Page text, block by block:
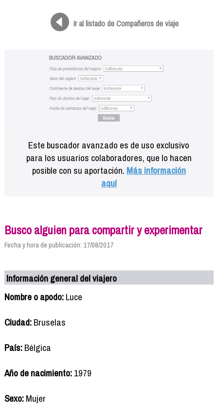
Ir al listado de Compañeros de viaje
Este buscador avanzado es de uso exclusivo
para los usuarios colaboradores, que lo hacen
posible con su aportación. Más información
aquí
Busco alguien para compartir y experimentar
Fecha y hora de publicación: 17/08/2017
Información general del viajero
Nombre o apodo:Luce
Ciudad:Bruselas
País:Bélgica
Año de nacimiento:1979
Sexo:Mujer